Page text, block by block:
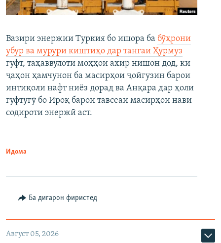
Вазири энержии Туркия бо ишора ба бӯҳрони
убур ва мурури киштиҳо дар тангаи Ҳурмуз
гуфт, таҳаввулоти моҳҳои ахир нишон дод, ки
ҷаҳон ҳамчунон ба масирҳои ҷойгузин барои
интиқоли нафт ниёз дорад ва Анқара дар ҳоли
гуфтугӯ бо Ироқ барои тавсеаи масирҳои нави
содироти энержӣ аст.
Идома
Ба дигарон фиристед
Август 05, 2026